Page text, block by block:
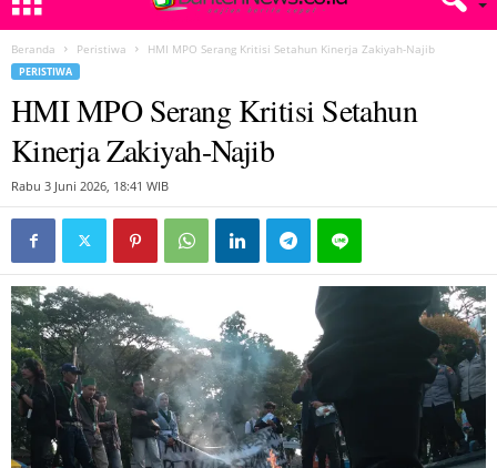
Beranda Peristiwa HMI MPO Serang Kritisi Setahun Kinerja Zakiyah-Najib
PERISTIWA
HMI MPO Serang Kritisi Setahun
Kinerja Zakiyah-Najib
Rabu 3 Juni 2026, 18:41 WIB